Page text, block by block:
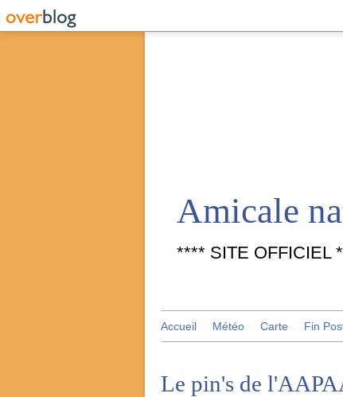
**** SITE OFFICIEL
Accueil Météo Carte Fin
Le pin's de